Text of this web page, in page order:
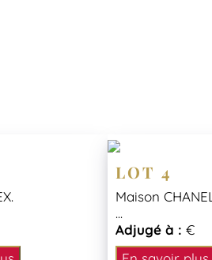
LOT 4
Maison
...
Adjugé à :€